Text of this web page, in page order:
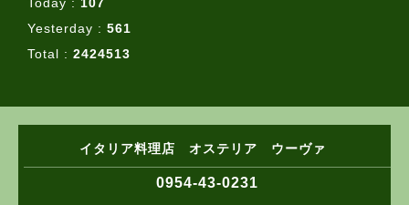
Yesterday : 561
Total : 2424513
イタリア料理店 オステリア ウーヴァ
0954-43-0231